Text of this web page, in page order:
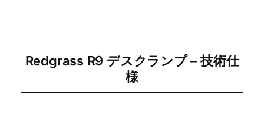
Redgrass R9 デスクランプ – 技術仕
様